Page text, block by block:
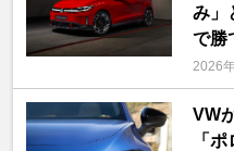
み」
で勝
2026
VW
「